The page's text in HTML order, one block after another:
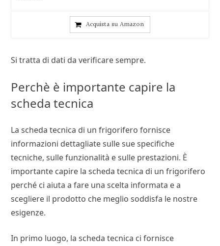
Acquista su Amazon
Si tratta di dati da verificare sempre.
Perchè è importante capire la
scheda tecnica
La scheda tecnica di un frigorifero fornisce
informazioni dettagliate sulle sue specifiche
tecniche, sulle funzionalità e sulle prestazioni. È
importante capire la scheda tecnica di un frigorifero
perché ci aiuta a fare una scelta informata e a
scegliere il prodotto che meglio soddisfa le nostre
esigenze.
In primo luogo, la scheda tecnica ci fornisce